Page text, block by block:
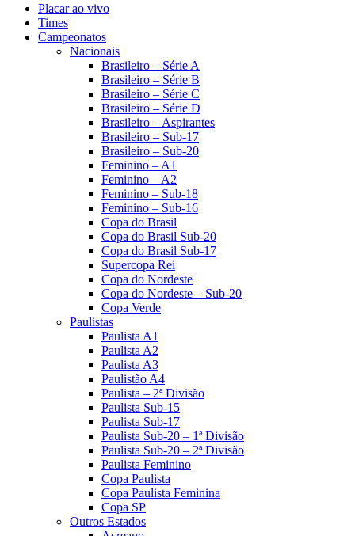
Placar ao vivo
Times
Campeonatos
Nacionais
Brasileiro – Série A
Brasileiro – Série B
Brasileiro – Série C
Brasileiro – Série D
Brasileiro – Aspirantes
Brasileiro – Sub-17
Brasileiro – Sub-20
Feminino – A1
Feminino – A2
Feminino – Sub-18
Feminino – Sub-16
Copa do Brasil
Copa do Brasil Sub-20
Copa do Brasil Sub-17
Supercopa Rei
Copa do Nordeste
Copa do Nordeste – Sub-20
Copa Verde
Paulistas
Paulista A1
Paulista A2
Paulista A3
Paulistão A4
Paulista – 2ª Divisão
Paulista Sub-15
Paulista Sub-17
Paulista Sub-20 – 1ª Divisão
Paulista Sub-20 – 2ª Divisão
Paulista Feminino
Copa Paulista
Copa Paulista Feminina
Copa SP
Outros Estados